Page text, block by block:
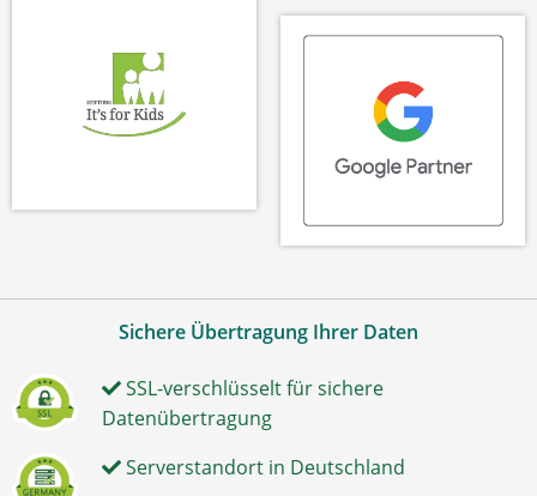
Sichere Übertragung Ihrer Daten
SSL-verschlüsselt für sichere
Datenübertragung
Serverstandort in Deutschland